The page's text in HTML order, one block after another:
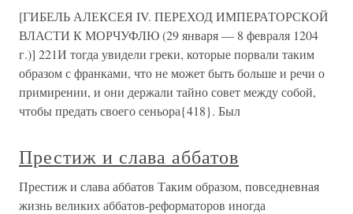
[ГИБЕЛЬ АЛЕКСЕЯ IV. ПЕРЕХОД ИМПЕРАТОРСКОЙ
ВЛАСТИ К МОРЧУФЛЮ (29 января — 8 февраля 1204
г.)] 221И тогда увидели греки, которые порвали таким
образом с франками, что не может быть больше и речи о
примирении, и они держали тайно совет между собой,
чтобы предать своего сеньора{418}. Был
Престиж и слава аббатов
Престиж и слава аббатов Таким образом, повседневная
жизнь великих аббатов-реформаторов иногда